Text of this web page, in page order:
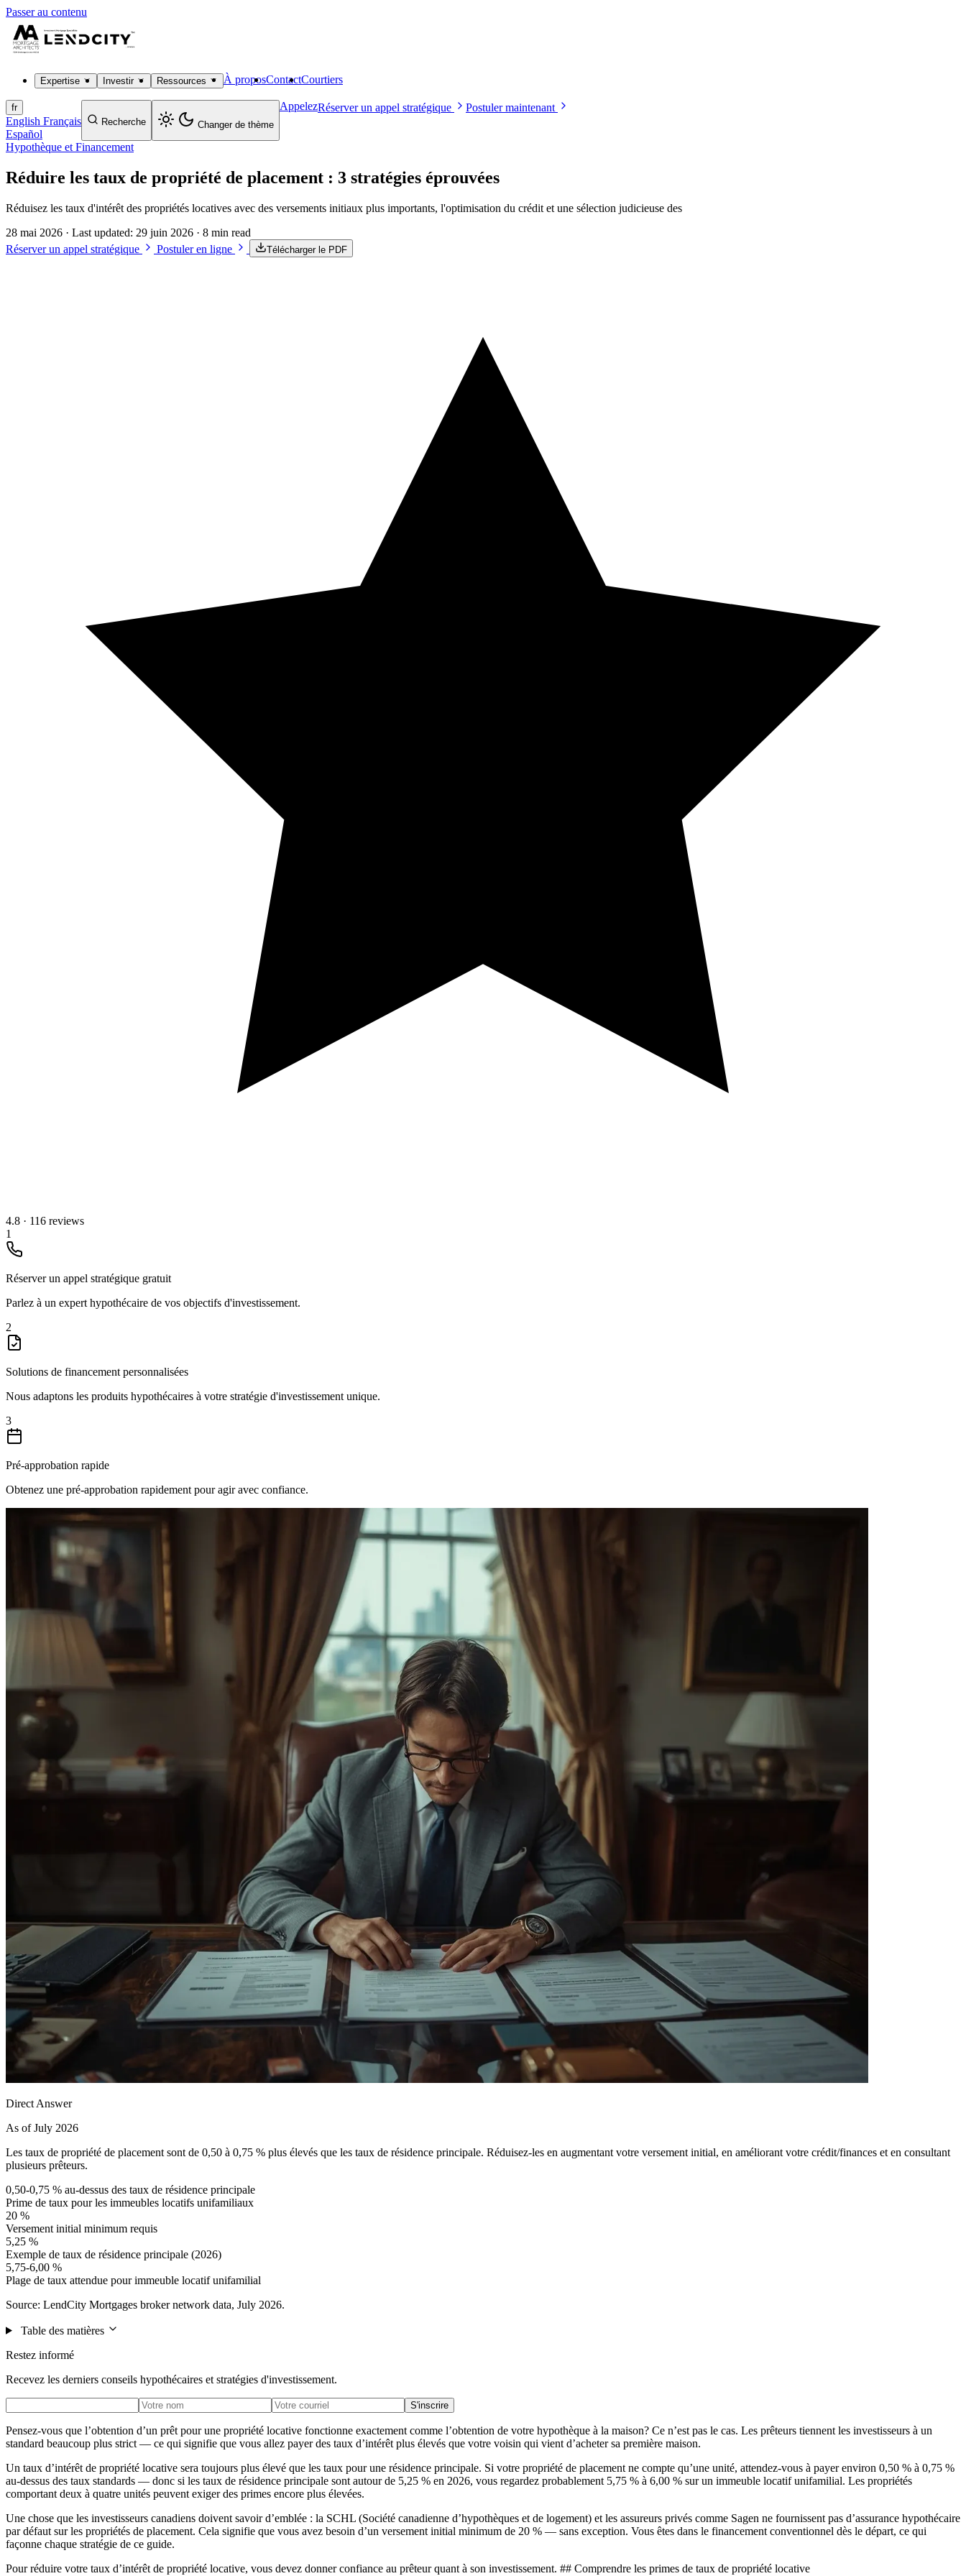
Passer au contenu
Expertise Investir Ressources À proposContactCourtiers
fr
English Français
Español
Recherche Changer de thème
AppelezRéserver un appel stratégique Postuler maintenant
Hypothèque et Financement
Réduire les taux de propriété de placement : 3 stratégies éprouvées
Réduisez les taux d'intérêt des propriétés locatives avec des versements initiaux plus importants, l'optimisation du crédit et une sélection judicieuse des
28 mai 2026 · Last updated: 29 juin 2026 · 8 min read
Réserver un appel stratégique
Postuler en ligne Télécharger le PDF
4.8 · 116 reviews
1
Réserver un appel stratégique gratuit
Parlez à un expert hypothécaire de vos objectifs d'investissement.
2
Solutions de financement personnalisées
Nous adaptons les produits hypothécaires à votre stratégie d'investissement unique.
3
Pré-approbation rapide
Obtenez une pré-approbation rapidement pour agir avec confiance.
Direct Answer
As of July 2026
Les taux de propriété de placement sont de 0,50 à 0,75 % plus élevés que les taux de résidence principale. Réduisez-les en augmentant votre versement initial, en améliorant votre crédit/finances et en consultant
plusieurs prêteurs.
0,50-0,75 % au-dessus des taux de résidence principale
Prime de taux pour les immeubles locatifs unifamiliaux
20 %
Versement initial minimum requis
5,25 %
Exemple de taux de résidence principale (2026)
5,75-6,00 %
Plage de taux attendue pour immeuble locatif unifamilial
Source: LendCity Mortgages broker network data, July 2026.
Table des matières
Restez informé
Recevez les derniers conseils hypothécaires et stratégies d'investissement.
S'inscrire
Pensez-vous que l’obtention d’un prêt pour une propriété locative fonctionne exactement comme l’obtention de votre hypothèque à la maison? Ce n’est pas le cas. Les prêteurs tiennent les investisseurs à un
standard beaucoup plus strict — ce qui signifie que vous allez payer des taux d’intérêt plus élevés que votre voisin qui vient d’acheter sa première maison.
Un taux d’intérêt de propriété locative sera toujours plus élevé que les taux pour une résidence principale. Si votre propriété de placement ne compte qu’une unité, attendez-vous à payer environ 0,50 % à 0,75 %
au-dessus des taux standards — donc si les taux de résidence principale sont autour de 5,25 % en 2026, vous regardez probablement 5,75 % à 6,00 % sur un immeuble locatif unifamilial. Les propriétés
comportant deux à quatre unités peuvent exiger des primes encore plus élevées.
Une chose que les investisseurs canadiens doivent savoir d’emblée : la SCHL (Société canadienne d’hypothèques et de logement) et les assureurs privés comme Sagen ne fournissent pas d’assurance hypothécaire
par défaut sur les propriétés de placement. Cela signifie que vous avez besoin d’un versement initial minimum de 20 % — sans exception. Vous êtes dans le financement conventionnel dès le départ, ce qui
façonne chaque stratégie de ce guide.
Pour réduire votre taux d’intérêt de propriété locative, vous devez donner confiance au prêteur quant à son investissement. ## Comprendre les primes de taux de propriété locative